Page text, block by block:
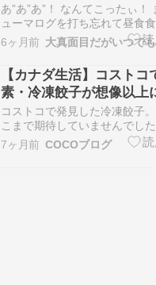
あ”あ”あ”！ なんてこったぃ！
ューマログを打ち忘れて昼食
よ ಥ⁠_⁠ಥ で。 夕食前の血糖が
ど。 ヒューマログで血糖の補
ッケと、デザートのヨーグル
ヒューマログを打ち忘れて食
糖が高…
6ヶ月前
【カナダ生活】コスト
素・冷凍餃子が想像以上
た！【レビュー】
コストコで発見した冷凍餃子
こまで期待していませんでし
Costcoで売ってる冷凍餃子だ
子ほど、美味しくないよねぇ
7ヶ月前 COCOブログ